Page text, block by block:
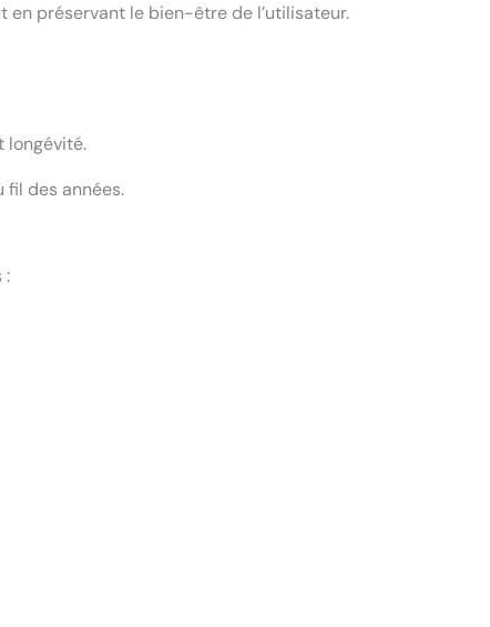
préservant le bien-être de l’utilisateur.
longévité.
des années.
: